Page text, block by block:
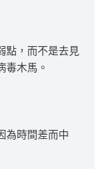
點，而不是去見
毒木馬。
為時間差而中